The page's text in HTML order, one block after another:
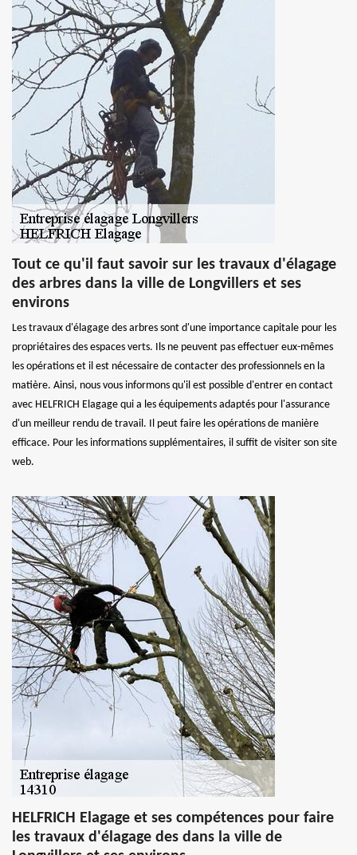
Tout ce qu'il faut savoir sur les travaux d'élagage
des arbres dans la ville de Longvillers et ses
environs
Les travaux d'élagage des arbres sont d'une importance capitale pour les
propriétaires des espaces verts. Ils ne peuvent pas effectuer eux-mêmes
les opérations et il est nécessaire de contacter des professionnels en la
matière. Ainsi, nous vous informons qu'il est possible d'entrer en contact
avec HELFRICH Elagage qui a les équipements adaptés pour l'assurance
d'un meilleur rendu de travail. Il peut faire les opérations de manière
efficace. Pour les informations supplémentaires, il suffit de visiter son site
web.
HELFRICH Elagage et ses compétences pour faire
les travaux d'élagage des dans la ville de